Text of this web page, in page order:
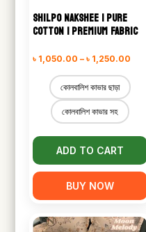
SHILPO NAKSHEE | PURE
COTTON | PREMIUM FABRIC
৳ 1,050.00 – ৳ 1,250.00
কোলবালিশ কাভার ছাড়া
কোলবালিশ কাভার সহ
ADD TO CART
BUY NOW